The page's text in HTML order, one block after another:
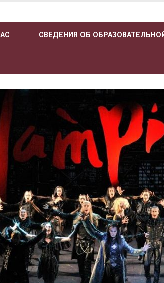
СВЕДЕНИЯ ОБ